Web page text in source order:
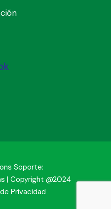
Soporte:
| Copyright @2024
Privacidad